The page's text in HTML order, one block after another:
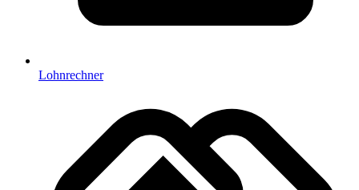
Lohnrechner